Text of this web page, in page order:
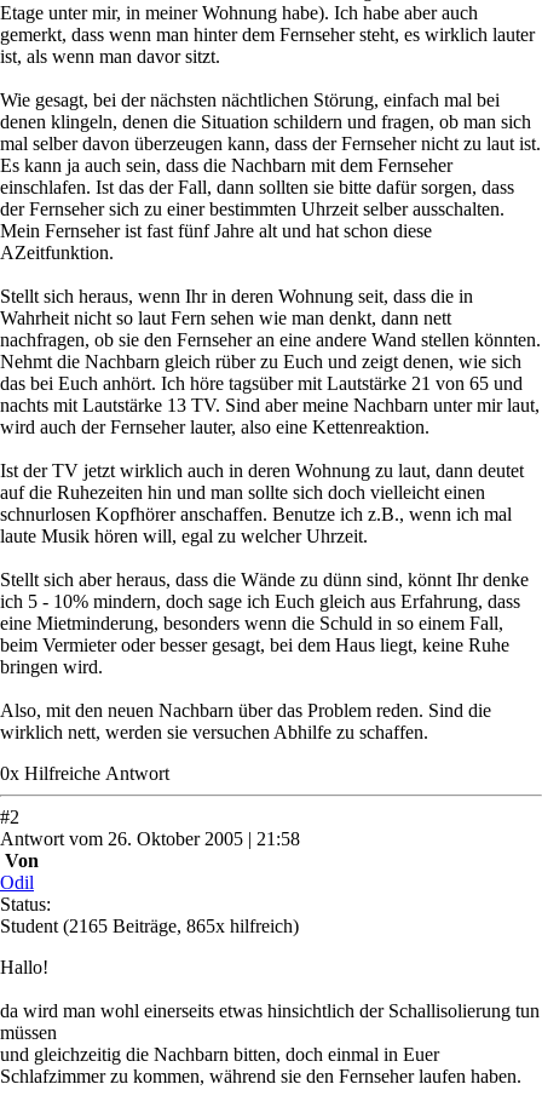
Etage unter mir, in meiner Wohnung habe). Ich habe aber auch
gemerkt, dass wenn man hinter dem Fernseher steht, es wirklich lauter
ist, als wenn man davor sitzt.
Wie gesagt, bei der nächsten nächtlichen Störung, einfach mal bei
denen klingeln, denen die Situation schildern und fragen, ob man sich
mal selber davon überzeugen kann, dass der Fernseher nicht zu laut ist.
Es kann ja auch sein, dass die Nachbarn mit dem Fernseher
einschlafen. Ist das der Fall, dann sollten sie bitte dafür sorgen, dass
der Fernseher sich zu einer bestimmten Uhrzeit selber ausschalten.
Mein Fernseher ist fast fünf Jahre alt und hat schon diese
AZeitfunktion.
Stellt sich heraus, wenn Ihr in deren Wohnung seit, dass die in
Wahrheit nicht so laut Fern sehen wie man denkt, dann nett
nachfragen, ob sie den Fernseher an eine andere Wand stellen könnten.
Nehmt die Nachbarn gleich rüber zu Euch und zeigt denen, wie sich
das bei Euch anhört. Ich höre tagsüber mit Lautstärke 21 von 65 und
nachts mit Lautstärke 13 TV. Sind aber meine Nachbarn unter mir laut,
wird auch der Fernseher lauter, also eine Kettenreaktion.
Ist der TV jetzt wirklich auch in deren Wohnung zu laut, dann deutet
auf die Ruhezeiten hin und man sollte sich doch vielleicht einen
schnurlosen Kopfhörer anschaffen. Benutze ich z.B., wenn ich mal
laute Musik hören will, egal zu welcher Uhrzeit.
Stellt sich aber heraus, dass die Wände zu dünn sind, könnt Ihr denke
ich 5 - 10% mindern, doch sage ich Euch gleich aus Erfahrung, dass
eine Mietminderung, besonders wenn die Schuld in so einem Fall,
beim Vermieter oder besser gesagt, bei dem Haus liegt, keine Ruhe
bringen wird.
Also, mit den neuen Nachbarn über das Problem reden. Sind die
wirklich nett, werden sie versuchen Abhilfe zu schaffen.
0x Hilfreiche Antwort
#2
Antwort vom 26. Oktober 2005 | 21:58
Von
Odil
Status:
Student (2165 Beiträge, 865x hilfreich)
Hallo!
da wird man wohl einerseits etwas hinsichtlich der Schallisolierung tun
müssen
und gleichzeitig die Nachbarn bitten, doch einmal in Euer
Schlafzimmer zu kommen, während sie den Fernseher laufen haben.